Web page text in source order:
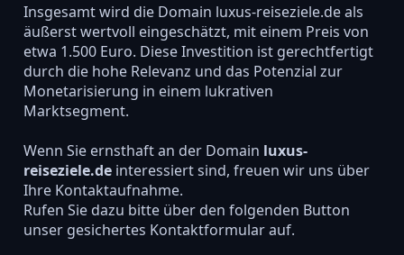
Insgesamt wird die Domain luxus-reiseziele.de als
äußerst wertvoll eingeschätzt, mit einem Preis von
etwa 1.500 Euro. Diese Investition ist gerechtfertigt
durch die hohe Relevanz und das Potenzial zur
Monetarisierung in einem lukrativen
Marktsegment.
Wenn Sie ernsthaft an der Domain luxus-
reiseziele.deinteressiert sind, freuen wir uns über
Ihre Kontaktaufnahme.
Rufen Sie dazu bitte über den folgenden Button
unser gesichertes Kontaktformular auf.